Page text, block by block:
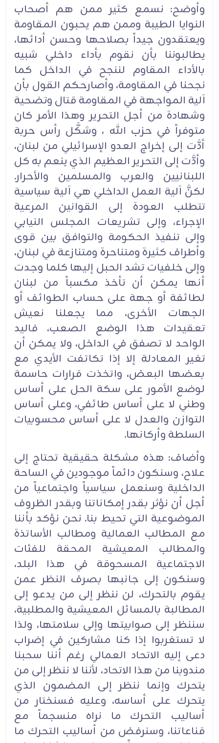
وأوضح: نسمع كثير ممن هم أصحاب
النوايا الطيبة وممن هم يحبون المقاومة
ويعتقدون جيداً بصلاحها وحسن أدائها،
يطالبوننا بأن نقوم بأداء داخلي شبيه
بالأداء المقاوم لننجح في الداخل كما
نجحنا في المقاومة، وأصارحكم القول بأن
آلية المواجهة في المقاومة قتال وتضحية
وشهادة من أجل التحرير وهذا الأمر كان
متوفراً في حزب الله ، وشكَّل رأس حربة
أدَّت إلى إخراج العدو الإسرائيلي من لبنان،
وأدَّت إلى التحرير العظيم الذي ينعم به كل
اللبنانيين والعرب والمسلمين والأحرار.
لكنَّ آلية العمل الداخلي هي آلية سياسية
تتطلب العودة إلى القوانين المرعية
الإجراء، وإلى تشريعات المجلس النيابي
وإلى تنفيذ الحكومة والتوافق بين قوى
وأطراف كثيرة ومتناحرة ومتنازعة في لبنان،
وإلى خلفيات تشد الحبل إليها كلما وجدت
أنها يمكن أن تأخذ مكسباً من لبنان
لطائفة أو جهة على حساب الطوائف أو
الجهات الأخرى، مما يجعلنا نعيش
تعقيدات هذا الوضع الصعب، فاليد
الواحد لا تصفق في الداخل، ولا يمكن أن
تغير المعادلة إلا إذا تكاتفت الأيدي مع
بعضها البعض، واتخذت قرارات حاسمة
لوضع الأمور على سكة الحل على أساس
وطني لا على أساس طائفي، وعلى أساس
التوازن والعدل لا على أساس محسوبيات
السلطة وأركانها.‏
وأضاف: هذه مشكلة حقيقية تحتاج إلى
علاح، وسنكون دائماً موجودين في الساحة
الداخلية وسنعمل سياسياً واجتماعياً من
أجل أن نؤثر بقدر إمكاناتنا وبقدر الظروف
الموضوعية التي تحيط بنا. نحن نؤكد بأننا
مع المطالب العمالية ومطالب الأساتذة
والمطالب المعيشية المحقة للفئات
الاجتماعية المسحوقة في هذا البلد،
وسنكون إلى جانبها بصرف النظر عمن
يقوم بالتحرك، لن ننظر إلى من يدعو إلى
المطالبة بالمسائل المعيشية والمطلبية،
سننظر إلى صوابيتها وإلى سلامتها، ولذا
لا تستغربوا إذا كنا مشاركين في إضراب
دعى إليه الاتحاد العمالي رغم أننا سحبنا
مندوبنا من هذا الاتحاد، لأننا لا ننظر إلى من
يتحرك وإنما ننظر إلى المضمون الذي
يتحرك على أساسه، وعليه فسنختار من
أساليب التحرك ما نراه منسجماً مع
قناعاتنا، وسنرفض من أساليب التحرك ما